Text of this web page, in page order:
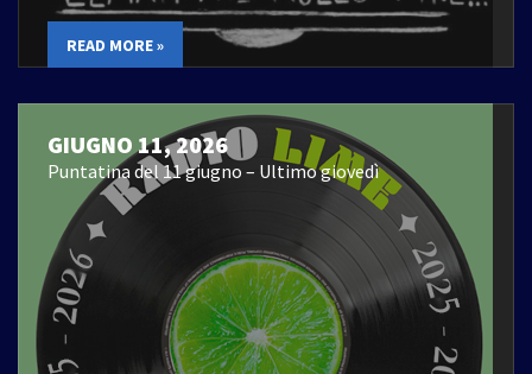
READ MORE »
GIUGNO 11, 2026
Puntatina del 11 giugno – Ultimo giovedì